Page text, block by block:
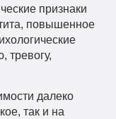
признаки
повышенное
тревогу,
далеко
так и на